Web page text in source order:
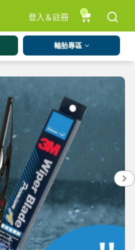
登入＆註冊
0
輪胎專區